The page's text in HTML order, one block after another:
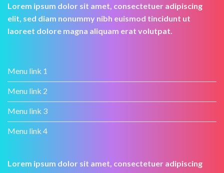
Lorem ipsum dolor sit amet, consectetuer adipiscing
elit, sed diam nonummy nibh euismod tincidunt ut
laoreet dolore magna aliquam erat volutpat.
Menu link 1
Menu link 2
Menu link 3
Menu link 4
Lorem ipsum dolor sit amet, consectetuer adipiscing